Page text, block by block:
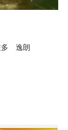
多 逸朗